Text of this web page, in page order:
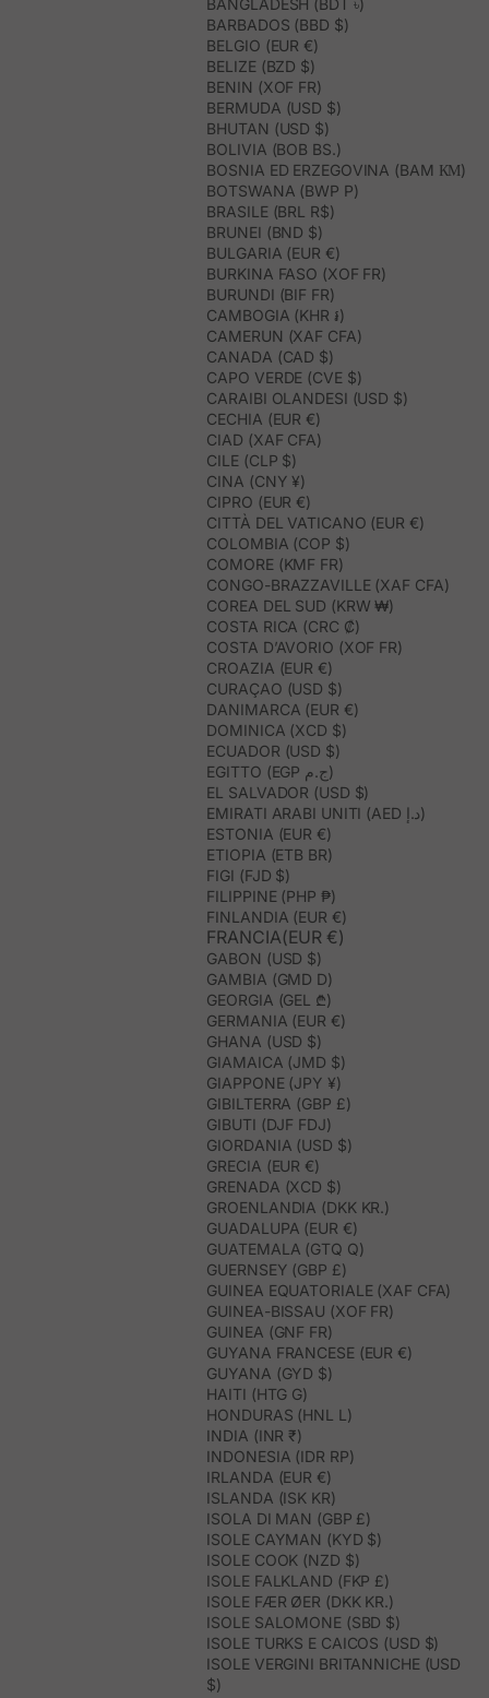
BANGLADESH (BDT ৳)
BARBADOS (BBD $)
BELGIO (EUR €)
BELIZE (BZD $)
BENIN (XOF FR)
BERMUDA (USD $)
BHUTAN (USD $)
BOLIVIA (BOB BS.)
BOSNIA ED ERZEGOVINA (BAM КМ)
BOTSWANA (BWP P)
BRASILE (BRL R$)
BRUNEI (BND $)
BULGARIA (EUR €)
BURKINA FASO (XOF FR)
BURUNDI (BIF FR)
CAMBOGIA (KHR ៛)
CAMERUN (XAF CFA)
CANADA (CAD $)
CAPO VERDE (CVE $)
CARAIBI OLANDESI (USD $)
CECHIA (EUR €)
CIAD (XAF CFA)
CILE (CLP $)
CINA (CNY ¥)
CIPRO (EUR €)
CITTÀ DEL VATICANO (EUR €)
COLOMBIA (COP $)
COMORE (KMF FR)
CONGO-BRAZZAVILLE (XAF CFA)
COREA DEL SUD (KRW ₩)
COSTA RICA (CRC ₡)
COSTA D’AVORIO (XOF FR)
CROAZIA (EUR €)
CURAÇAO (USD $)
DANIMARCA (EUR €)
DOMINICA (XCD $)
ECUADOR (USD $)
EGITTO (EGP ج.م)
EL SALVADOR (USD $)
EMIRATI ARABI UNITI (AED د.إ)
ESTONIA (EUR €)
ETIOPIA (ETB BR)
FIGI (FJD $)
FILIPPINE (PHP ₱)
FINLANDIA (EUR €)
FRANCIA(EUR €)
GABON (USD $)
GAMBIA (GMD D)
GEORGIA (GEL ₾)
GERMANIA (EUR €)
GHANA (USD $)
GIAMAICA (JMD $)
GIAPPONE (JPY ¥)
GIBILTERRA (GBP £)
GIBUTI (DJF FDJ)
GIORDANIA (USD $)
GRECIA (EUR €)
GRENADA (XCD $)
GROENLANDIA (DKK KR.)
GUADALUPA (EUR €)
GUATEMALA (GTQ Q)
GUERNSEY (GBP £)
GUINEA EQUATORIALE (XAF CFA)
GUINEA-BISSAU (XOF FR)
GUINEA (GNF FR)
GUYANA FRANCESE (EUR €)
GUYANA (GYD $)
HAITI (HTG G)
HONDURAS (HNL L)
INDIA (INR ₹)
INDONESIA (IDR RP)
IRLANDA (EUR €)
ISLANDA (ISK KR)
ISOLA DI MAN (GBP £)
ISOLE CAYMAN (KYD $)
ISOLE COOK (NZD $)
ISOLE FALKLAND (FKP £)
ISOLE FÆR ØER (DKK KR.)
ISOLE SALOMONE (SBD $)
ISOLE TURKS E CAICOS (USD $)
ISOLE VERGINI BRITANNICHE (USD
$)